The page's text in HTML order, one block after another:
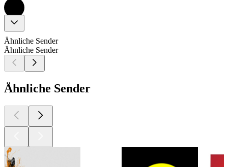
Ähnliche Sender
Ähnliche Sender
Ähnliche Sender